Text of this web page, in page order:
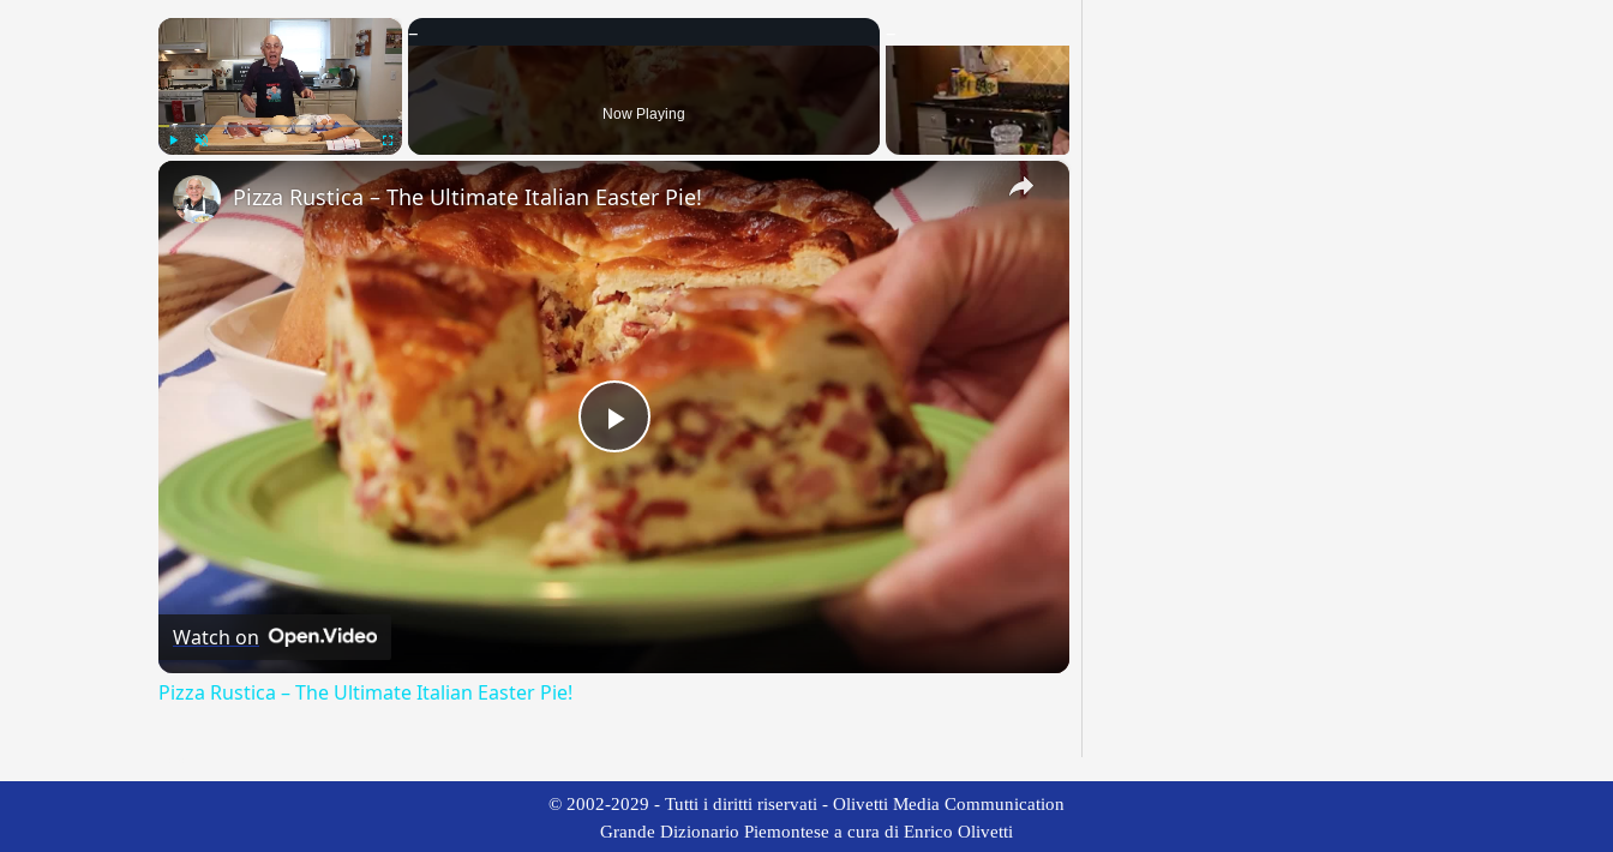
×
Fullscreen
Now Playing
×
Play
Video
Pizza Rustica – The Ultimate Italian Easter Pie!
Watch on
Pizza Rustica – The Ultimate Italian Easter Pie!
© 2002-2029 - Tutti i diritti riservati - Olivetti Media Communication
Grande Dizionario Piemontese a cura di Enrico Olivetti